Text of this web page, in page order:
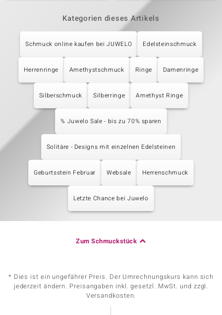
Kategorien dieses Artikels
Schmuck online kaufen bei JUWELO Edelsteinschmuck
Herrenringe Amethystschmuck Ringe Damenringe
Silberschmuck Silberringe Amethyst Ringe
% Juwelo Sale - bis zu 70% sparen
Solitäre - Designs mit einzelnen Edelsteinen
Geburtsstein Februar Websale Herrenschmuck
Letzte Chance bei Juwelo
Zum Schmuckstück
* Dies ist ein ungefährer Preis. Der Umrechnungskurs kann sich
jederzeit ändern. Preisangaben inkl. gesetzl. MwSt. und zzgl.
Versandkosten.